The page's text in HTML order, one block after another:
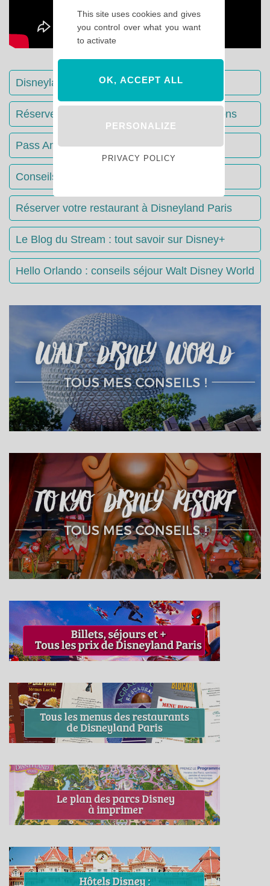
Disneyland Paris : Le guide complet
Réserver votre séjour : toutes les informations
Pass Annuels Disney : informations
Conseils & Astuces Disneyland Paris
Réserver votre restaurant à Disneyland Paris
Le Blog du Stream : tout savoir sur Disney+
Hello Orlando : conseils séjour Walt Disney World
This site uses cookies and gives
you control over what you want
to activate
OK, ACCEPT ALL
PERSONALIZE
PRIVACY POLICY